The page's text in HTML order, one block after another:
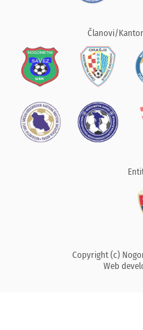
Članovi/
Copyright (c)
Web